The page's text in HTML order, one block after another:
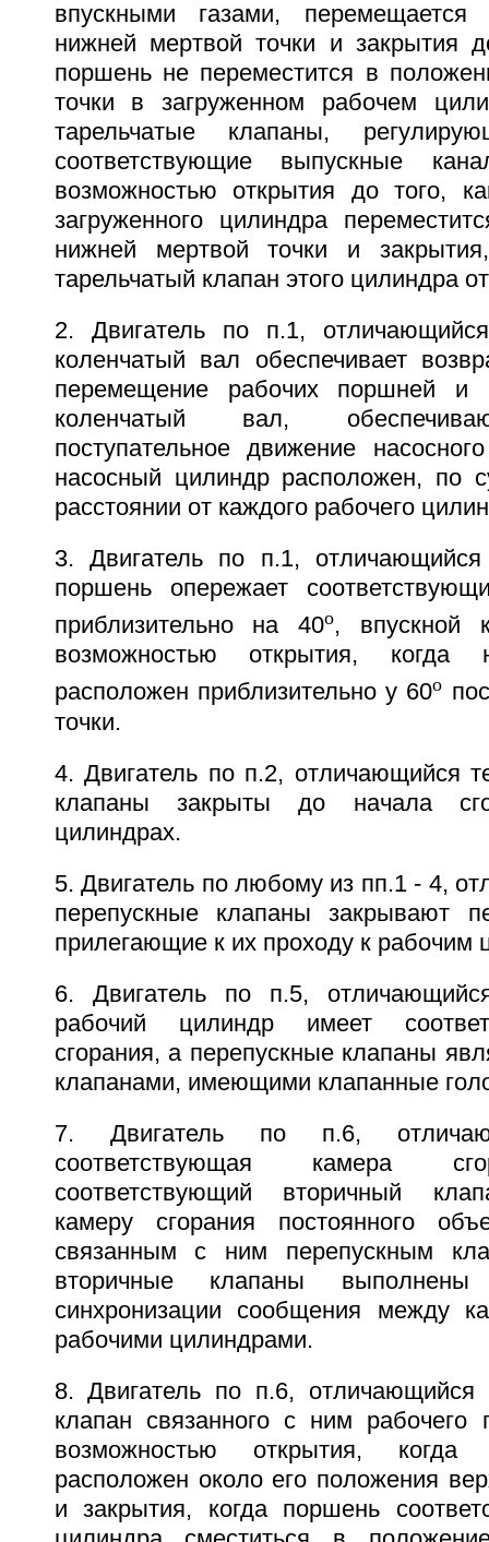
впускными газами,
нижней мертвой точки и закрытия
поршень не переместится в
точки в загруженном рабочем
тарельчатые клапаны,
соответствующие выпускные
возможностью открытия до того,
загруженного цилиндра
нижней мертвой точки и
тарельчатый клапан этого цилиндра
2. Двигатель по п.1,
коленчатый вал обеспечивает
перемещение рабочих поршней и
коленчатый вал,
поступательное движение
насосный цилиндр расположен, по
расстоянии от каждого рабочего
3. Двигатель по п.1,
поршень опережает
приблизительно на 40o, впускной
возможностью открытия, когда
расположен приблизительно у 60o
точки.
4. Двигатель по п.2, отличающийся
клапаны закрыты до начала
цилиндрах.
5. Двигатель по любому из пп.1 - 4,
перепускные клапаны закрывают
прилегающие к их проходу к рабочим
6. Двигатель по п.5,
рабочий цилиндр имеет
сгорания, а перепускные клапаны
клапанами, имеющими клапанные
7. Двигатель по п.6,
соответствующая камера
соответствующий вторичный
камеру сгорания постоянного
связанным с ним перепускным
вторичные клапаны
синхронизации сообщения между
рабочими цилиндрами.
8. Двигатель по п.6, отличающийся
клапан связанного с ним
возможностью открытия, когда
расположен около его положения
и закрытия, когда поршень